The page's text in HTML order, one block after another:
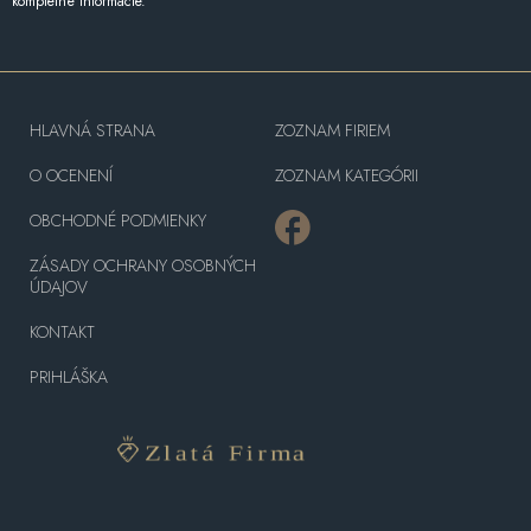
HLAVNÁ STRANA
O OCENENÍ
OBCHODNÉ PODMIENKY
ZÁSADY OCHRANY OSOBNÝCH
ÚDAJOV
KONTAKT
PRIHLÁŠKA
ZOZNAM FIRIEM
ZOZNAM KATEGÓRII